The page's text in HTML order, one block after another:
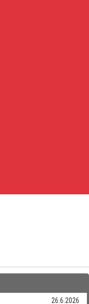
26.6.2026